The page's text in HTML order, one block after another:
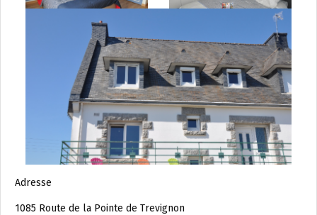
Adresse
1085 Route de la Pointe de Trevignon